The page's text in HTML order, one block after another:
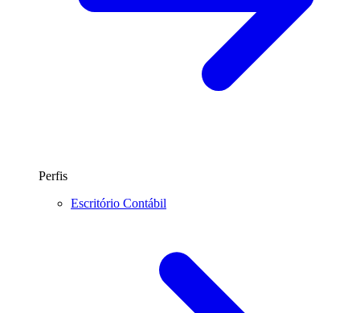
Perfis
Escritório Contábil